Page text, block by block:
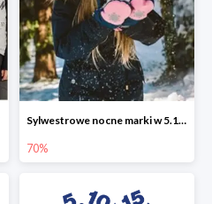
Sylwestrowe nocne marki w 5.10.15 do -70%
70%